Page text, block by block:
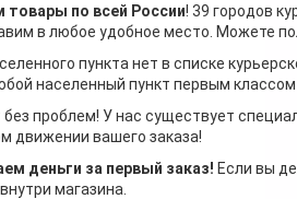
товары по всей России! 39 городов
в любое удобное место. Можете
пункта нет в списке
населенный пункт первым классом
проблем! У нас существует
движении вашего заказа!
деньги за первый заказ! Если вы
магазина.